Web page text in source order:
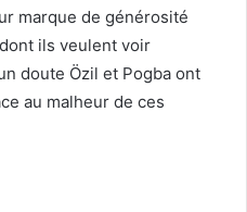
marque de générosité
ils veulent voir
doute Özil et Pogba ont
au malheur de ces